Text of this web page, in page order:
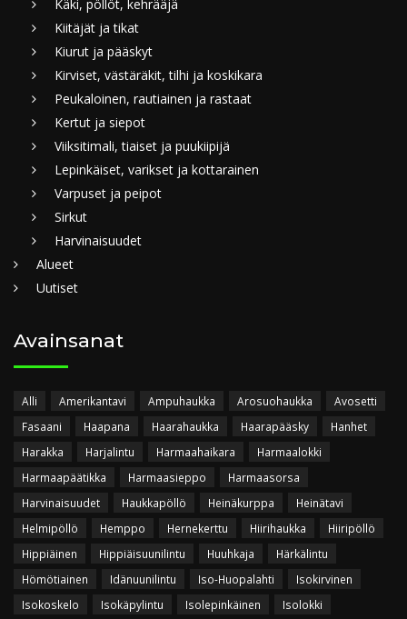
Käki, pöllöt, kehrääjä
Kiitäjät ja tikat
Kiurut ja pääskyt
Kirviset, västäräkit, tilhi ja koskikara
Peukaloinen, rautiainen ja rastaat
Kertut ja siepot
Viiksitimali, tiaiset ja puukiipijä
Lepinkäiset, varikset ja kottarainen
Varpuset ja peipot
Sirkut
Harvinaisuudet
Alueet
Uutiset
Avainsanat
Alli Amerikantavi Ampuhaukka Arosuohaukka
Avosetti
Fasaani
Haapana Haarahaukka Haarapääsky
Hanhet
Harakka
Harjalintu Harmaahaikara
Harmaalokki
Harmaapäätikka
Harmaasieppo
Harmaasorsa
Harvinaisuudet
Haukkapöllö Heinäkurppa
Heinätavi
Helmipöllö
Hemppo Hernekerttu Hiirihaukka
Hiiripöllö
Hippiäinen
Hippiäisuunilintu Huuhkaja
Härkälintu
Hömötiainen
Idänuunilintu Iso-Huopalahti
Isokirvinen
Isokoskelo
Isokäpylintu Isolepinkäinen
Isolokki